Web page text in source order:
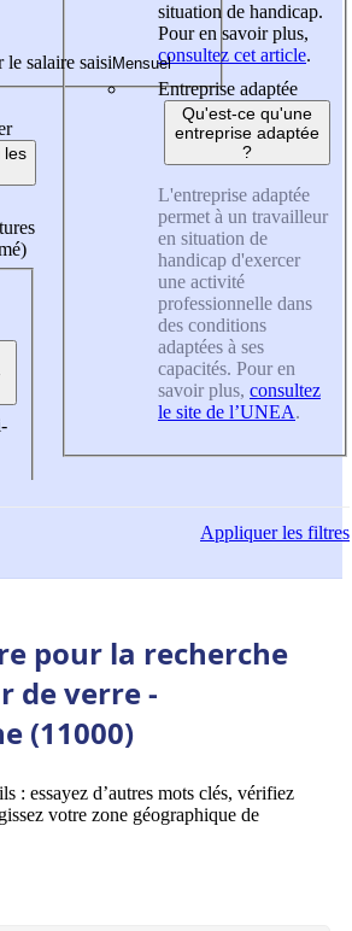
salaire saisi
les
situation de handicap.
Pour en savoir plus,
consultez cet article.
Entreprise adaptée
Qu'est-ce qu'une
entreprise adaptée
?
L'entreprise adaptée
permet à un travailleur
en situation de
handicap d'exercer
une activité
professionnelle dans
des conditions
adaptées à ses
capacités. Pour en
savoir plus, consultez
le site de l’UNEA.
Appliquerles filtres
pour la recherche
de verre -
(11000)
: essayez d’autres mots clés, vérifiez
votre zone géographique de